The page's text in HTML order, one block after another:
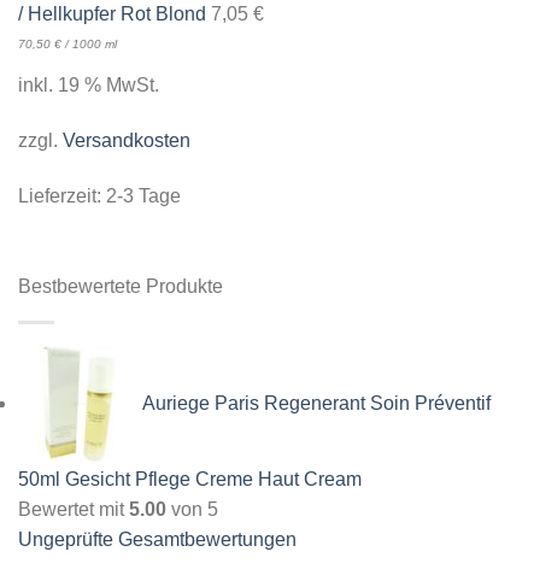
/ Hellkupfer Rot Blond 7,05 €
70,50 € / 1000 ml
inkl. 19 % MwSt.
zzgl. Versandkosten
Lieferzeit: 2-3 Tage
Bestbewertete Produkte
Auriege Paris Regenerant Soin Préventif
50ml Gesicht Pflege Creme Haut Cream
Bewertet mit5.00 von 5
Ungeprüfte Gesamtbewertungen